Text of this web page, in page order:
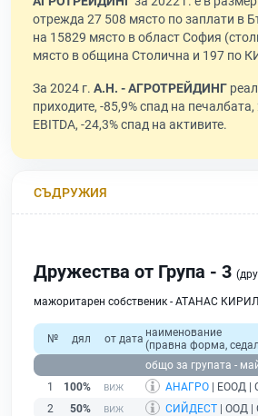
отрежда 27 508 място по заплати в
на 15829 място в област София
място в община Столична и 197 по
За 2024 г. А.Н. - АГРОТРЕЙДИНГ
приходите, -85,9% спад на печалбата,
EBITDA, -24,3% спад на активите.
СЪДРУЖИЯ
Дружества от Група - 3
мажоритарен собственик - АТАНАС
№ дял от дата наименование
(правна форма,
общо за групата -
1
100% АНАГРО | ЕООД |
2
50% СИЙДЕСТ | ООД |